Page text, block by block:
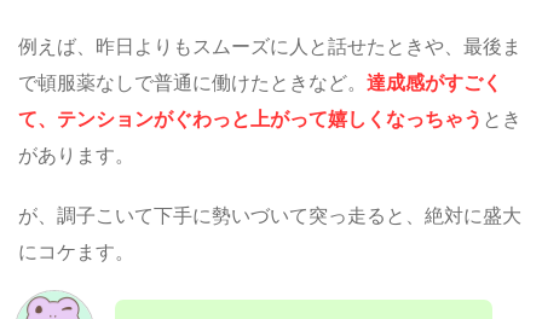
例えば、昨日よりもスムーズに人と話せたときや、最後ま
で頓服薬なしで普通に働けたときなど。 達成感がすごく
て、テンションがぐわっと上がって嬉しくなっちゃう とき
があります。
が、調子こいて下手に勢いづいて突っ走ると、絶対に盛大
にコケます。